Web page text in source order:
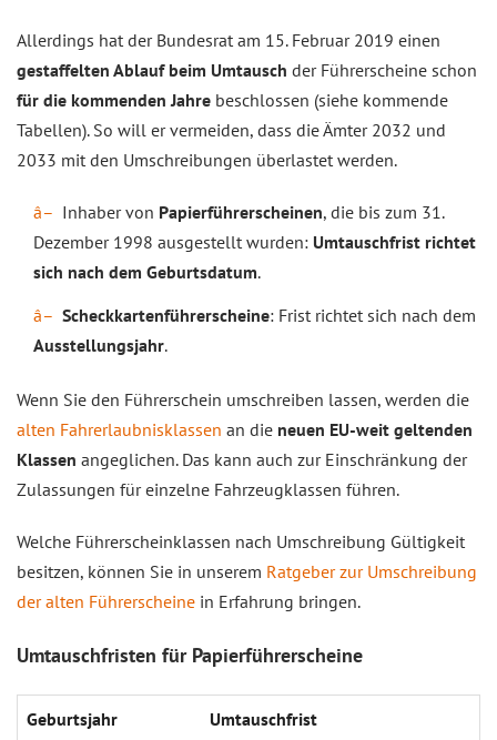
Allerdings hat der Bundesrat am 15. Februar 2019 einen
gestaffelten Ablauf beim Umtausch der Führerscheine schon
für die kommenden Jahre beschlossen (siehe kommende
Tabellen). So will er vermeiden, dass die Ämter 2032 und
2033 mit den Umschreibungen überlastet werden.
Inhaber von Papierführerscheinen, die bis zum 31.
Dezember 1998 ausgestellt wurden: Umtauschfrist richtet
sich nach dem Geburtsdatum.
Scheckkartenführerscheine: Frist richtet sich nach dem
Ausstellungsjahr.
Wenn Sie den Führerschein umschreiben lassen, werden die
alten Fahrerlaubnisklassen an die neuen EU-weit geltenden
Klassen angeglichen. Das kann auch zur Einschränkung der
Zulassungen für einzelne Fahrzeugklassen führen.
Welche Führerscheinklassen nach Umschreibung Gültigkeit
besitzen, können Sie in unserem Ratgeber zur Umschreibung
der alten Führerscheine in Erfahrung bringen.
Umtauschfristen für Papierführerscheine
Geburtsjahr Umtauschfrist